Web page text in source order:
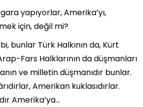
yapıyorlar, Amerika’yı,
için, değil mi?
bunlar Türk Halkının da, Kürt
Fars Halklarının da düşmanları
ve milletin düşmanıdır bunlar.
Amerikan kuklasıdırlar.
Amerika’ya…